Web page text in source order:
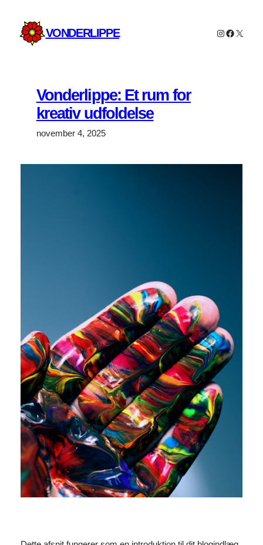
indhold
VONDERLIPPE Instagram
X
Vonderlippe: Et rum for
kreativ udfoldelse
november 4, 2025